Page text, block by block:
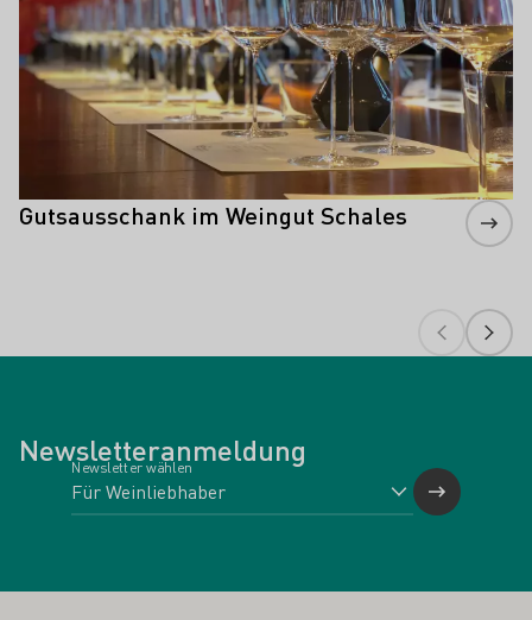
Gutsausschank im Weingut Schales
Newsletteranmeldung
Newsletter wählen